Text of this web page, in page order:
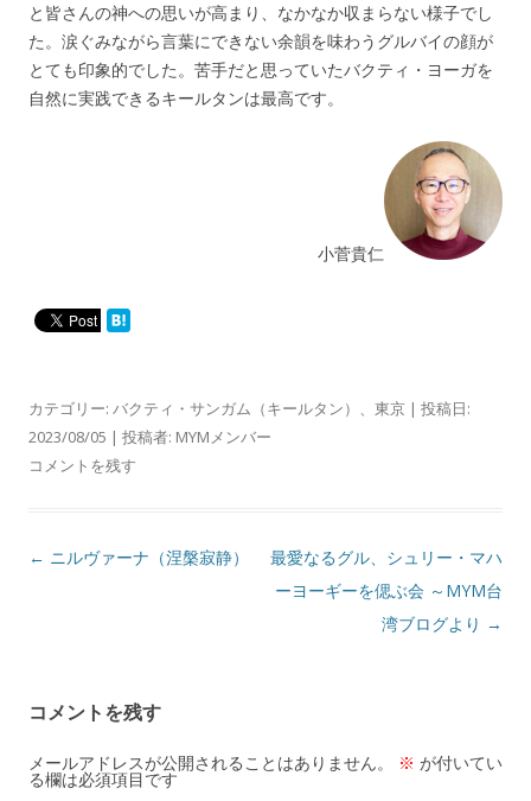
と皆さんの神への思いが高まり、なかなか収まらない様子でし
た。涙ぐみながら言葉にできない余韻を味わうグルバイの顔が
とても印象的でした。苦手だと思っていたバクティ・ヨーガを
自然に実践できるキールタンは最高です。
小菅貴仁
カテゴリー: バクティ・サンガム（キールタン） 、 東京 | 投稿日:
2023/08/05 | 投稿者: MYMメンバー
コメントを残す
投
ー
シ
ョ
← ニルヴァーナ（涅槃寂静）
最愛なるグル、シュリー・マハ
ーヨーギーを偲ぶ会 ～MYM台
湾ブログより →
コメントを残す
メールアドレスが公開されることはありません。 ※ が付いてい
る欄は必須項目です